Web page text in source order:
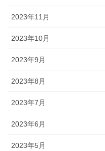
2023年11月
2023年10月
2023年9月
2023年8月
2023年7月
2023年6月
2023年5月